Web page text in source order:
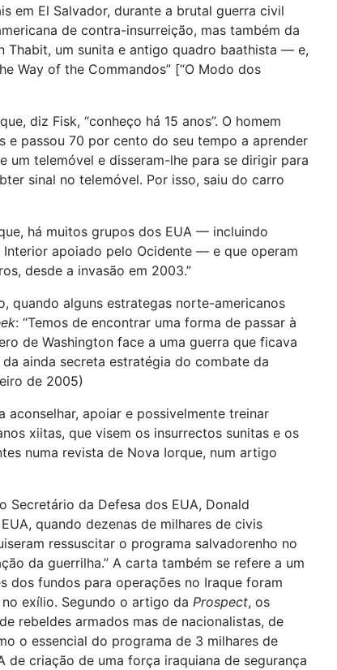
em El Salvador, durante a brutal guerra civil
de contra-insurreição, mas também da
Thabit, um sunita e antigo quadro baathista — e,
Way of the Commandos” [“O Modo dos
diz Fisk, “conheço há 15 anos”. O homem
e passou 70 por cento do seu tempo a aprender
um telemóvel e disseram-lhe para se dirigir para
sinal no telemóvel. Por isso, saiu do carro
há muitos grupos dos EUA — incluindo
apoiado pelo Ocidente — e que operam
desde a invasão em 2003.”
quando alguns estrategas norte-americanos
: “Temos de encontrar uma forma de passar à
de Washington face a uma guerra que ficava
ainda secreta estratégia do combate da
de 2005)
aconselhar, apoiar e possivelmente treinar
xiitas, que visem os insurrectos sunitas e os
numa revista de Nova Iorque, num artigo
Secretário da Defesa dos EUA, Donald
quando dezenas de milhares de civis
ressuscitar o programa salvadorenho no
da guerrilha.” A carta também se refere a um
dos fundos para operações no Iraque foram
exílio. Segundo o artigo da Prospect, os
rebeldes armados mas de nacionalistas, de
o essencial do programa de 3 milhares de
criação de uma força iraquiana de segurança